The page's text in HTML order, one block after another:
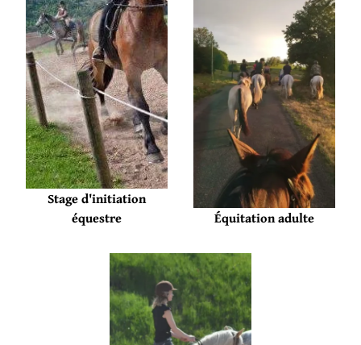
Stage d'initiation
équestre
Équitation adulte